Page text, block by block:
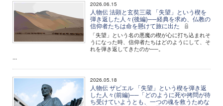
2026.06.15
人物伝 法顕と玄奘三蔵 「失望」という楔を
弾き返した人々(後編)──経典を求め、仏教の
信仰者たちは命を懸けて旅に出た
「失望」という名の悪魔の楔が心に打ち込まれそ
うになった時、信仰者たちはどのようにして、そ
れを弾き返してきたのか──。
...
2026.05.18
人物伝 ザビエル 「失望」という楔を弾き返
した人々(前編)──「どのように死や拷問が待
ち受けていようとも、一つの魂を救うためな